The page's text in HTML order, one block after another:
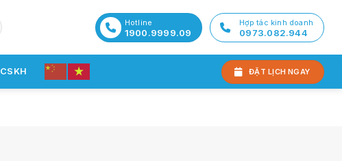
Hotline
1900.9999.09
Hợp tác kinh doanh
0973.082.944
CSKH ĐẶT LỊCH NGAY